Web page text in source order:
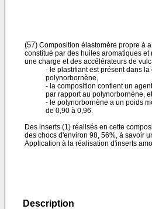
(57) Composition élastomère propre à
constitué par des huiles aromatiques
une charge et des accélérateurs de
- le plastifiant est présent dans
polynorbornène,
- la composition contient un
par rapport au polynorbornène, et
- le polynorbornène a un poids
de 0,90 à 0,96.
Des inserts (1) réalisés en cette
des chocs d'environ 98, 56%, à savoir
Application à la réalisation d'inserts
Description